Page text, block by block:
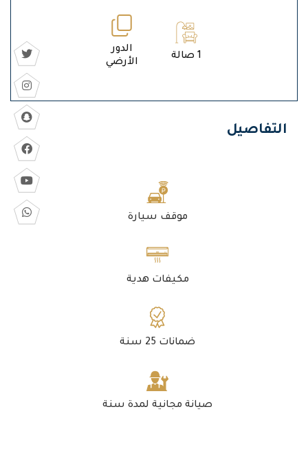
1 صالة
الدور
الأرضي
التفاصيل
موقف سيارة
مكيفات هدية
ضمانات 25 سنة
صيانة مجانية لمدة سنة